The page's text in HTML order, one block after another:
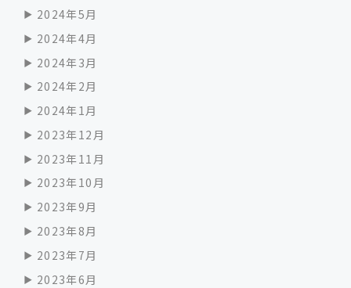
2024年5月
2024年4月
2024年3月
2024年2月
2024年1月
2023年12月
2023年11月
2023年10月
2023年9月
2023年8月
2023年7月
2023年6月